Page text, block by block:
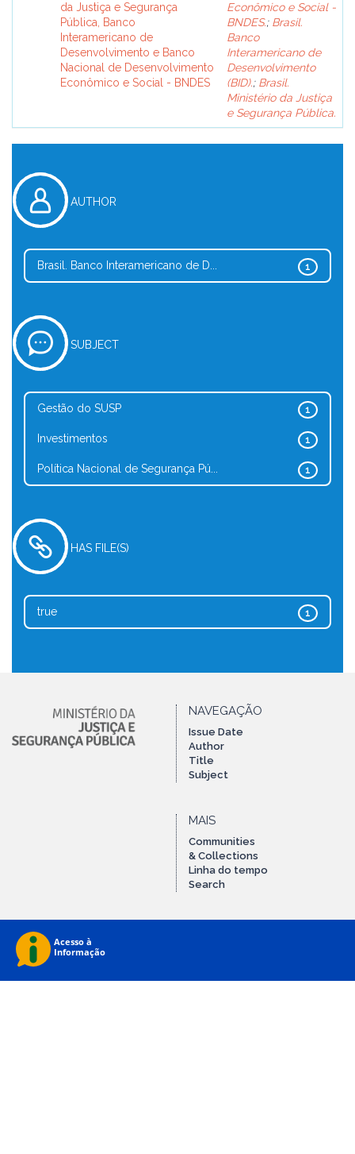
da Justiça e Segurança
Pública, Banco
Interamericano de
Desenvolvimento e Banco
Nacional de Desenvolvimento
Econômico e Social - BNDES
Econômico e Social -
BNDES.; Brasil.
Banco
Interamericano de
Desenvolvimento
(BID).; Brasil.
Ministério da Justiça
e Segurança Pública.
AUTHOR
1
Brasil. Banco Interamericano de D...
SUBJECT
1
Gestão do SUSP
1
Investimentos
1
Política Nacional de Segurança Pú...
HAS FILE(S)
1
true
NAVEGAÇÃO
Issue Date
Author
Title
Subject
MAIS
Communities
& Collections
Linha do tempo
Search